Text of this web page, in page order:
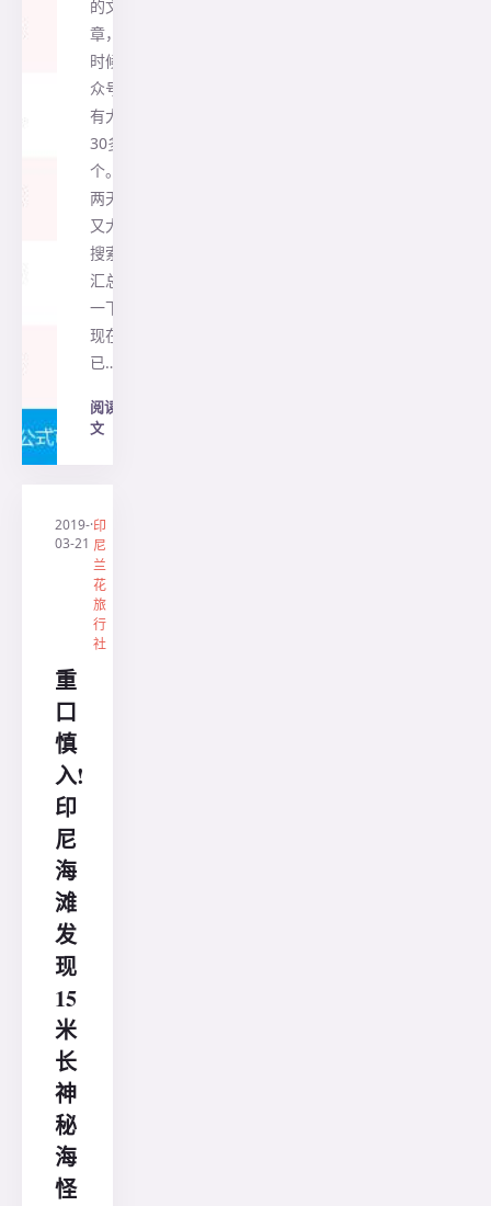
的文
章，那
时候公
众号只
有大约
30多
个。前
两天我
又大概
搜索、
汇总了
一下，
现在
已…
阅读全
文
2019-
03-21
·印
尼
兰
花
旅
行
社
重
口
慎
入!
印
尼
海
滩
发
现
15
米
长
神
秘
海
怪